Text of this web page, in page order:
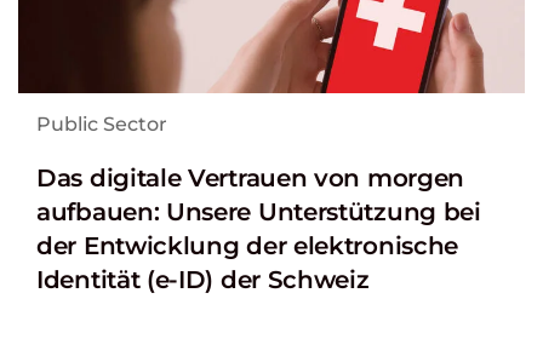
Public Sector
Das digitale Vertrauen von morgen
aufbauen: Unsere Unterstützung bei
der Entwicklung der elektronische
Identität (e-ID) der Schweiz